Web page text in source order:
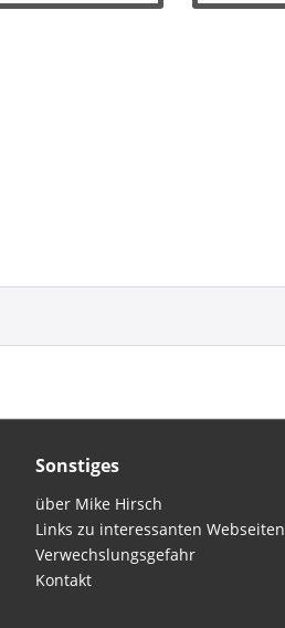
Sonstiges
über Mike Hirsch
Links zu interessanten Webseiten
Verwechslungsgefahr
Kontakt